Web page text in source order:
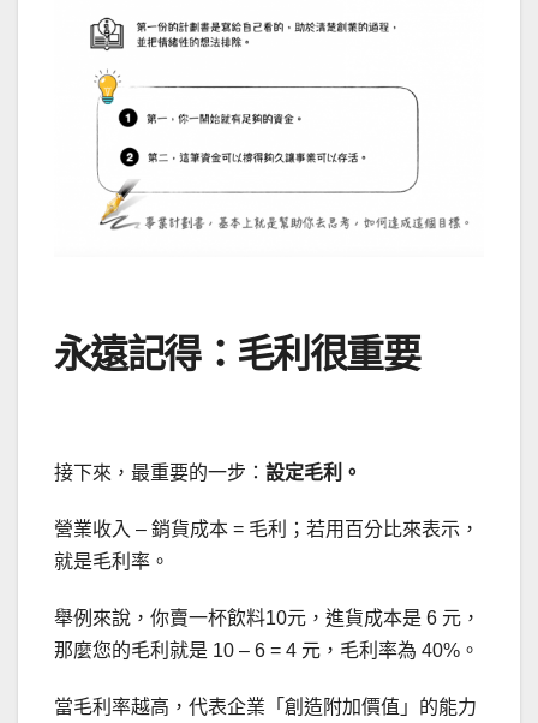
永遠記得：毛利很重要
接下來，最重要的一步： 設定毛利。
營業收入 – 銷貨成本 = 毛利；若用百分比來表示，
就是毛利率。
舉例來說，你賣一杯飲料10元，進貨成本是 6 元，
那麼您的毛利就是 10 – 6 = 4 元，毛利率為 40%。
當毛利率越高，代表企業「創造附加價值」的能力